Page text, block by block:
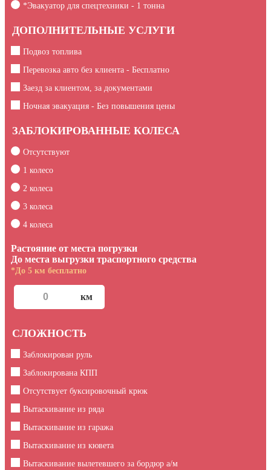
*Эвакуатор для спецтехники - 1 тонна
ДОПОЛНИТЕЛЬНЫЕ УСЛУГИ
Подвоз топлива
Перевозка авто без клиента - Бесплатно
Заезд за клиентом, за документами
Ночная эвакуация - Без повышения цены
ЗАБЛОКИРОВАННЫЕ КОЛЕСА
Отсутствуют
1 колесо
2 колеса
3 колеса
4 колеса
Растояние от места погрузки
До места выгрузки траспортного средства
*До 5 км бесплатно
СЛОЖНОСТЬ
Заблокирован руль
Заблокирована КПП
Отсутствует буксировочный крюк
Вытаскивание из ряда
Вытаскивание из гаража
Вытаскивание из кювета
Вытаскивание вылетевшего за бордюр а/м